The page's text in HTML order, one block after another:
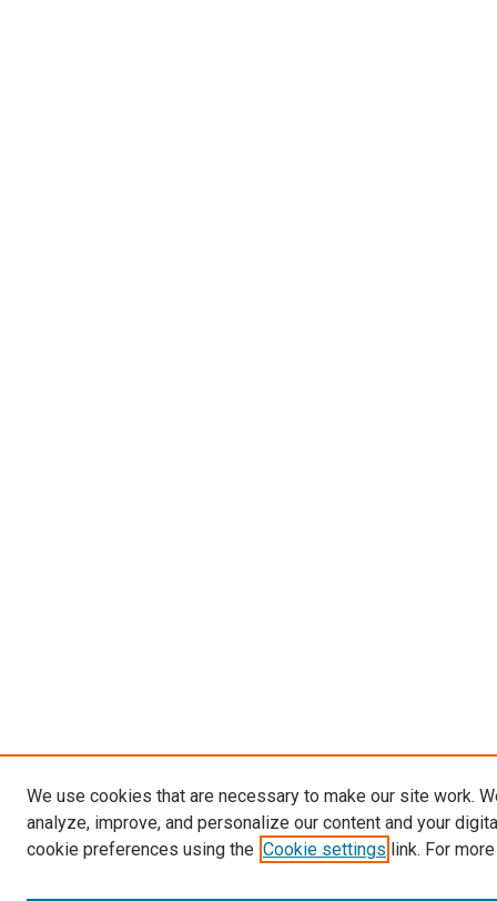
We use cookies that are necessary to make our site work.
analyze, improve, and personalize our content and your
cookie preferences using the Cookie settings link. For